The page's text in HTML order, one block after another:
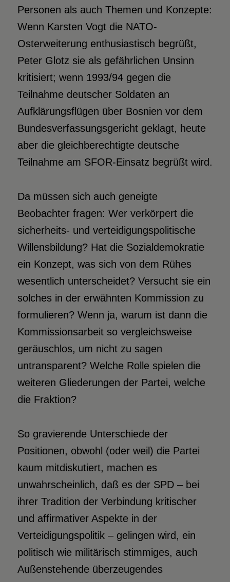
Personen als auch Themen und Konzepte:
Wenn Karsten Vogt die NATO-
Osterweiterung enthusiastisch begrüßt,
Peter Glotz sie als gefährlichen Unsinn
kritisiert; wenn 1993/94 gegen die
Teilnahme deutscher Soldaten an
Aufklärungsflügen über Bosnien vor dem
Bundesverfassungsgericht geklagt, heute
aber die gleichberechtigte deutsche
Teilnahme am SFOR-Einsatz begrüßt wird.
Da müssen sich auch geneigte
Beobachter fragen: Wer verkörpert die
sicherheits- und verteidigungspolitische
Willensbildung? Hat die Sozialdemokratie
ein Konzept, was sich von dem Rühes
wesentlich unterscheidet? Versucht sie ein
solches in der erwähnten Kommission zu
formulieren? Wenn ja, warum ist dann die
Kommissionsarbeit so vergleichsweise
geräuschlos, um nicht zu sagen
untransparent? Welche Rolle spielen die
weiteren Gliederungen der Partei, welche
die Fraktion?
So gravierende Unterschiede der
Positionen, obwohl (oder weil) die Partei
kaum mitdiskutiert, machen es
unwahrscheinlich, daß es der SPD – bei
ihrer Tradition der Verbindung kritischer
und affirmativer Aspekte in der
Verteidigungspolitik – gelingen wird, ein
politisch wie militärisch stimmiges, auch
Außenstehende überzeugendes